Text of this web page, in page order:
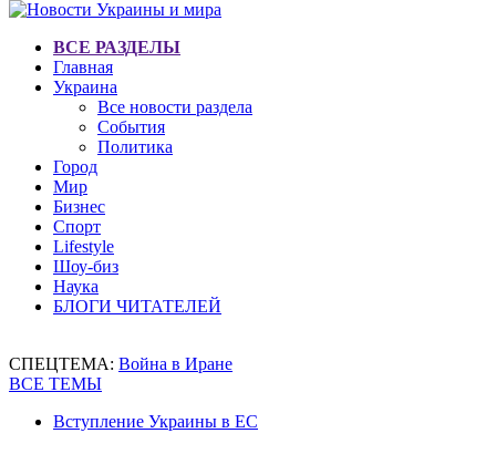
ВСЕ РАЗДЕЛЫ
Главная
Украина
Все новости раздела
События
Политика
Город
Мир
Бизнес
Спорт
Lifestyle
Шоу-биз
Наука
БЛОГИ ЧИТАТЕЛЕЙ
СПЕЦТЕМА: Война в Иране
ВСЕ ТЕМЫ
Вступление Украины в ЕС